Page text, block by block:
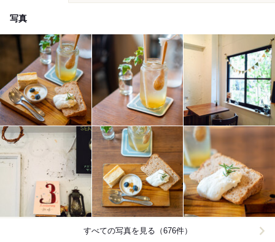
写真
すべての写真を見る（676件）